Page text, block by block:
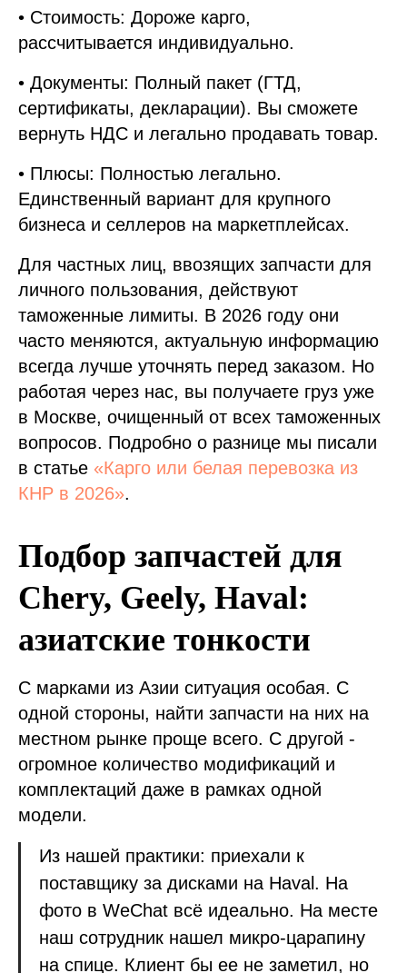
• Стоимость: Дороже карго,
рассчитывается индивидуально.
• Документы: Полный пакет (ГТД,
сертификаты, декларации). Вы сможете
вернуть НДС и легально продавать товар.
• Плюсы: Полностью легально.
Единственный вариант для крупного
бизнеса и селлеров на маркетплейсах.
Для частных лиц, ввозящих запчасти для
личного пользования, действуют
таможенные лимиты. В 2026 году они
часто меняются, актуальную информацию
всегда лучше уточнять перед заказом. Но
работая через нас, вы получаете груз уже
в Москве, очищенный от всех таможенных
вопросов. Подробно о разнице мы писали
в статье «Карго или белая перевозка из
КНР в 2026».
Подбор запчастей для
Chery, Geely, Haval:
азиатские тонкости
С марками из Азии ситуация особая. С
одной стороны, найти запчасти на них на
местном рынке проще всего. С другой -
огромное количество модификаций и
комплектаций даже в рамках одной
модели.
Из нашей практики: приехали к
поставщику за дисками на Haval. На
фото в WeChat всё идеально. На месте
наш сотрудник нашел микро-царапину
на спице. Клиент бы ее не заметил, но